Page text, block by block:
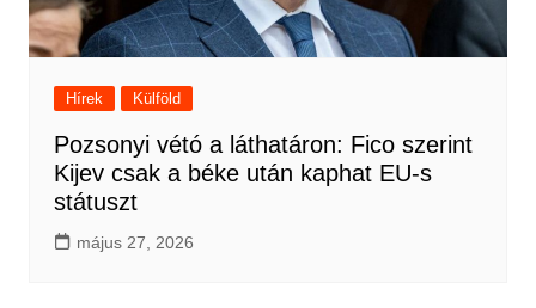
Hírek Külföld
Pozsonyi vétó a láthatáron: Fico szerint
Kijev csak a béke után kaphat EU-s
státuszt
május 27, 2026